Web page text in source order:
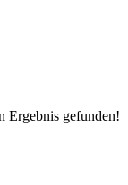
Ergebnis gefunden!